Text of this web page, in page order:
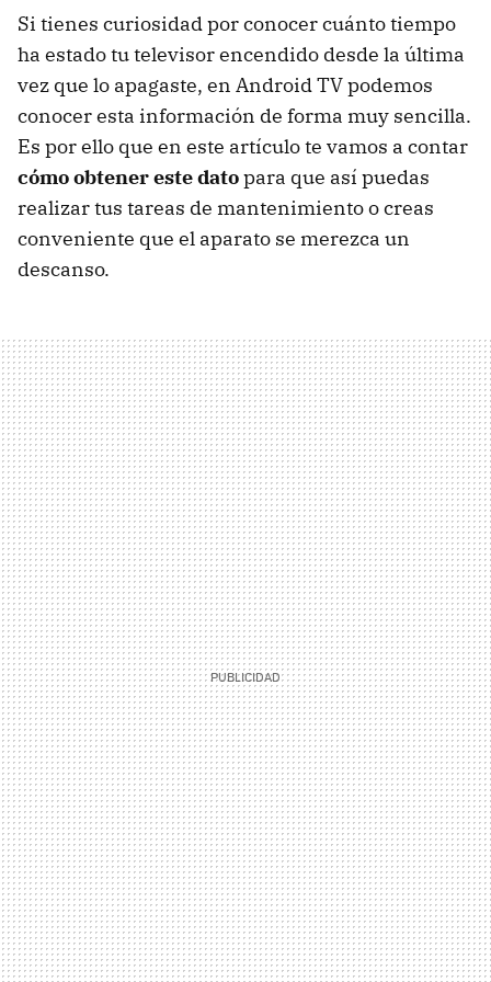
Si tienes curiosidad por conocer cuánto tiempo
ha estado tu televisor encendido desde la última
vez que lo apagaste, en Android TV podemos
conocer esta información de forma muy sencilla.
Es por ello que en este artículo te vamos a contar
cómo obtener este datopara que así puedas
realizar tus tareas de mantenimiento o creas
conveniente que el aparato se merezca un
descanso.